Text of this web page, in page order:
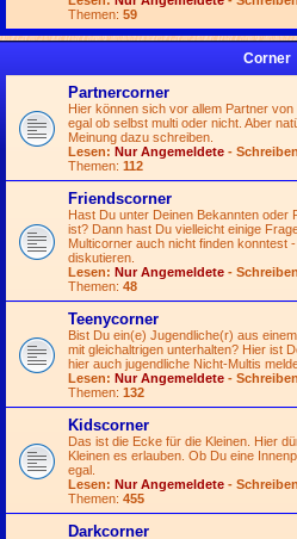
Themen: 59
Corner
Partnercorner
Hier können sich vor allem Partner
egal ob selbst multi oder nicht. Aber
Meinung dazu schreiben.
Lesen: Nur Angemeldete -
Themen: 112
Friendscorner
Hast Du unter Deinen Bekannten oder
ist? Dann hast Du vielleicht einige
Multicorner auch nicht finden konntest
diskutieren.
Lesen: Nur Angemeldete -
Themen: 48
Teenycorner
Bist Du ein(e) Jugendliche(r) aus
mit gleichaltrigen unterhalten? Hier ist
hier auch jugendliche Nicht-Multis
Lesen: Nur Angemeldete -
Themen: 132
Kidscorner
Das ist die Ecke für die Kleinen. Hier
Kleinen es erlauben. Ob Du eine
egal.
Lesen: Nur Angemeldete -
Themen: 455
Darkcorner